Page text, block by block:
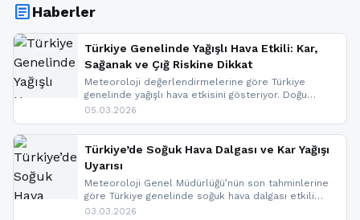
articleHaberler
Türkiye Genelinde Yağışlı Hava Etkili: Kar,
Sağanak ve Çığ Riskine Dikkat
Meteoroloji değerlendirmelerine göre Türkiye
genelinde yağışlı hava etkisini gösteriyor. Doğu
bölgelerinde kar yağışı beklenirken Marmara ve
ise çığ tehlikesi bulunuyor. İç kesimlerde sis ve pus
nedeniyle görüş mesafesinde azalma
yaşanabileceği belirtiliyor.
05.03.2026
Türkiye’de Soğuk Hava Dalgası ve Kar Yağışı
Uyarısı
Meteoroloji Genel Müdürlüğü’nün son tahminlerine
göre Türkiye genelinde soğuk hava dalgası etkili
oluyor. Birçok il için kar yağışı ve buzlanma uyarısı
03.03.2026